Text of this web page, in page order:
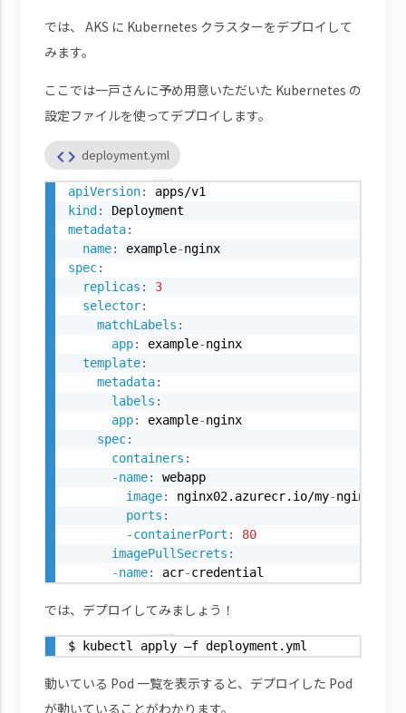
では、 AKS に Kubernetes クラスターをデプロイして
みます。
ここでは一戸さんに予め用意いただいた Kubernetes の
設定ファイルを使ってデプロイします。
code deployment.yml
apiVersion:
apps/v1
kind :
metadata:
name: example-
nginx
spec:
replicas :
3
selector:
matchLabels :
app: example-nginx
template:
metadata:
labels :
app: example-nginx
spec:
containers :
-name:
webapp
image: nginx02.azurecr.io/my-nginx
ports :
-containerPort :
80
imagePullSecrets :
-name: acr-credential
では、デプロイしてみましょう！
$ kubectl apply –f deployment.yml
動いている Pod 一覧を表示すると、デプロイした Pod
が動いていることがわかります。